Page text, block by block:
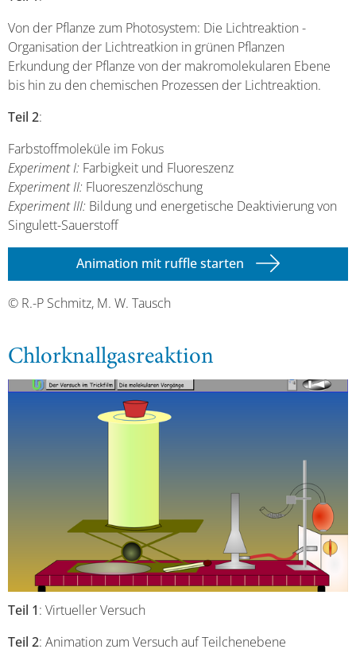
Von der Pflanze zum Photosystem: Die Lichtreaktion -
Organisation der Lichtreatkion in grünen Pflanzen
Erkundung der Pflanze von der makromolekularen Ebene
bis hin zu den chemischen Prozessen der Lichtreaktion.
Teil 2:
Farbstoffmoleküle im Fokus
Experiment I: Farbigkeit und Fluoreszenz
Experiment II: Fluoreszenzlöschung
Experiment III: Bildung und energetische Deaktivierung von
Singulett-Sauerstoff
Animation mit ruffle starten
© R.-P Schmitz, M. W. Tausch
Chlorknallgasreaktion
Teil 1: Virtueller Versuch
Teil 2: Animation zum Versuch auf Teilchenebene